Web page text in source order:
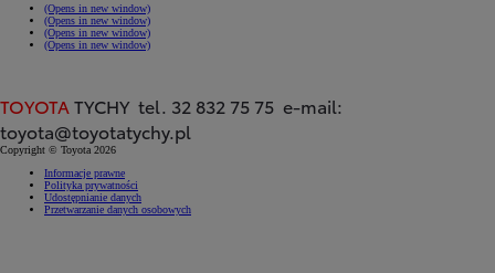
(Opens in new window)
(Opens in new window)
(Opens in new window)
(Opens in new window)
TOYOTA TYCHY tel. 32 832 75 75 e-mail:
toyota@toyotatychy.pl
Copyright © Toyota 2026
Informacje prawne
Polityka prywatności
Udostępnianie danych
Przetwarzanie danych osobowych